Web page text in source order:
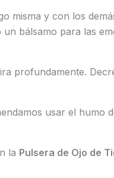
y con los
bálsamo para las
profundamente.
usar el humo
la Pulsera de Ojo de